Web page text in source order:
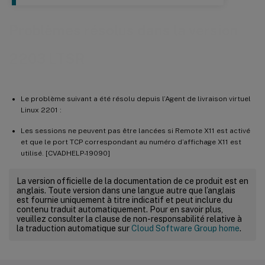
Le problème suivant a été résolu depuis l’Agent de livraison virtuel
Linux 2201 :
Les sessions ne peuvent pas être lancées si Remote X11 est activé
et que le port TCP correspondant au numéro d’affichage X11 est
utilisé. [CVADHELP-19090]
La version officielle de la documentation de ce produit est en
anglais. Toute version dans une langue autre que l’anglais
est fournie uniquement à titre indicatif et peut inclure du
contenu traduit automatiquement. Pour en savoir plus,
veuillez consulter la clause de non-responsabilité relative à
la traduction automatique surCloud Software Group home.